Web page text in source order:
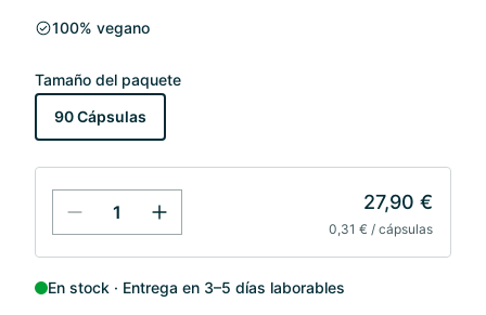
100% vegano
Tamaño del paquete
90 Cápsulas
27,90 €
0,31 € / cápsulas
En stock Entrega en 3–5 días laborables